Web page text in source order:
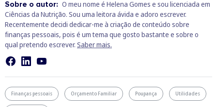
Sobre o autor: O meu nome é Helena Gomes e sou licenciada em
Ciências da Nutrição. Sou uma leitora ávida e adoro escrever.
Recentemente decidi dedicar-me à criação de conteúdo sobre
finanças pessoais, pois é um tema que gosto bastante e sobre o
qual pretendo escrever. Saber mais.
Finanças pessoais Orçamento Familiar Poupança Utilidades